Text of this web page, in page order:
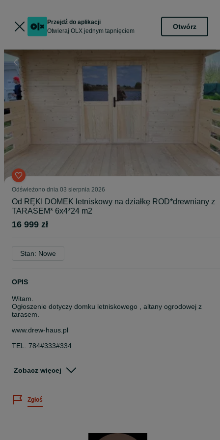
Przejdź do aplikacji
Otwieraj OLX jednym tapnięciem
Otwórz
Odświeżono dnia 03 sierpnia 2026
Od RĘKI DOMEK letniskowy na działkę ROD*drewniany z
TARASEM* 6x4*24 m2
16 999 zł
Stan: Nowe
OPIS
Witam.
Ogłoszenie dotyczy domku letniskowego , altany ogrodowej z
tarasem.
www.drew-haus.pl
TEL. 784#333#334
Cena obejmuje kompletny domek:
- deski dachowe domek + taras
Zobacz więcej
Zgłoś